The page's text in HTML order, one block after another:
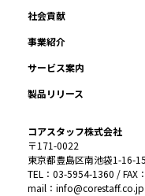
社会貢献
事業紹介
サービス案内
製品リリース
コアスタッフ株式会社
〒171-0022
東京都豊島区南池袋1-16-
TEL：03-5954-1360 / FAX
mail：info@corestaff.co.jp